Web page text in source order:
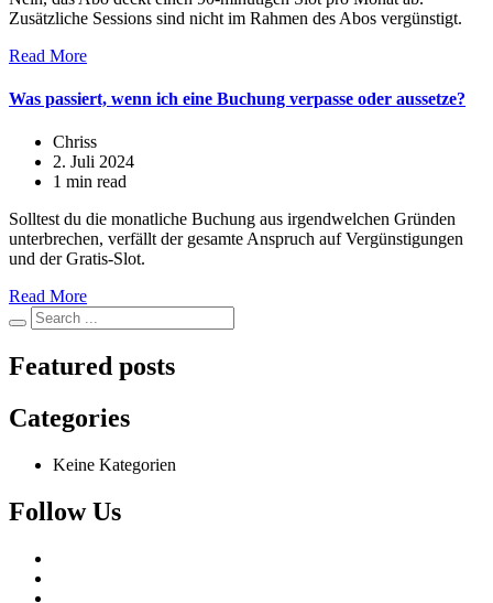
Zusätzliche Sessions sind nicht im Rahmen des Abos vergünstigt.
Read More
Was passiert, wenn ich eine Buchung verpasse oder aussetze?
Chriss
2. Juli 2024
1 min read
Solltest du die monatliche Buchung aus irgendwelchen Gründen
unterbrechen, verfällt der gesamte Anspruch auf Vergünstigungen
und der Gratis-Slot.
Read More
Featured posts
Categories
Keine Kategorien
Follow Us